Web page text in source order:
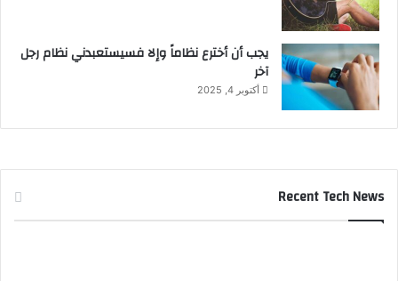
يجب أن أخترع نظاماً وإلا فسيستعبدني نظام رجل
آخر
أكتوبر 4, 2025
Recent Tech News